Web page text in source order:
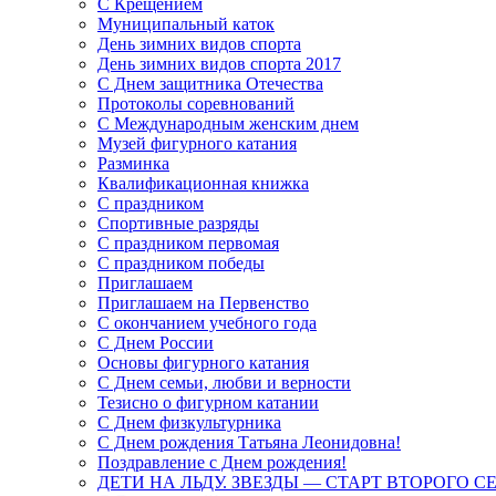
С Крещением
Муниципальный каток
День зимних видов спорта
День зимних видов спорта 2017
С Днем защитника Отечества
Протоколы соревнований
С Международным женским днем
Музей фигурного катания
Разминка
Квалификационная книжка
С праздником
Спортивные разряды
С праздником первомая
С праздником победы
Приглашаем
Приглашаем на Первенство
С окончанием учебного года
С Днем России
Основы фигурного катания
С Днем семьи, любви и верности
Тезисно о фигурном катании
С Днем физкультурника
С Днем рождения Татьяна Леонидовна!
Поздравление с Днем рождения!
ДЕТИ НА ЛЬДУ. ЗВЕЗДЫ — СТАРТ ВТОРОГО